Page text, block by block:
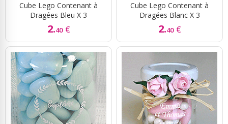
Cube Lego Contenant à
Dragées Bleu X 3
2.40 €
Cube Lego Contenant à
Dragées Blanc X 3
2.40 €